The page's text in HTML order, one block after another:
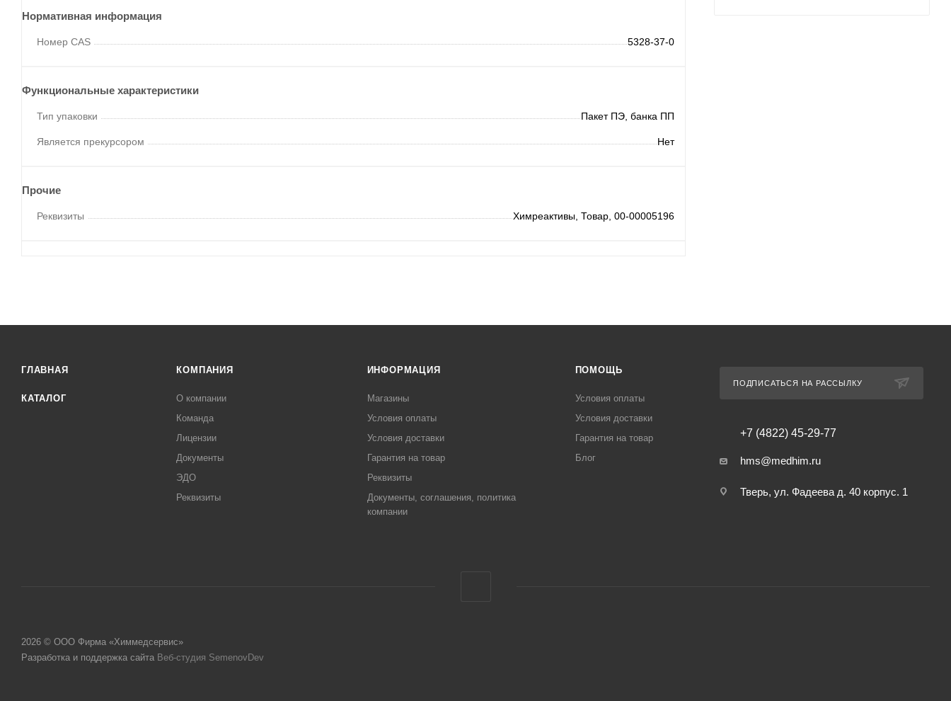
Нормативная информация
Номер CAS 5328-37-0
Функциональные характеристики
Тип упаковки Пакет ПЭ, банка ПП
Является прекурсором Нет
Прочие
Реквизиты Химреактивы, Товар, 00-00005196
ГЛАВНАЯ
КАТАЛОГ
КОМПАНИЯ
О компании
Команда
Лицензии
Документы
ЭДО
Реквизиты
ИНФОРМАЦИЯ
Магазины
Условия оплаты
Условия доставки
Гарантия на товар
Реквизиты
Документы, соглашения, политика
компании
ПОМОЩЬ
Условия оплаты
Условия доставки
Гарантия на товар
Блог
ПОДПИСАТЬСЯ НА РАССЫЛКУ
+7 (4822) 45-29-77
hms@medhim.ru
Тверь, ул. Фадеева д. 40 корпус. 1
2026 © ООО Фирма «Химмедсервис»
Разработка и поддержка сайта Веб-студия SemenovDev